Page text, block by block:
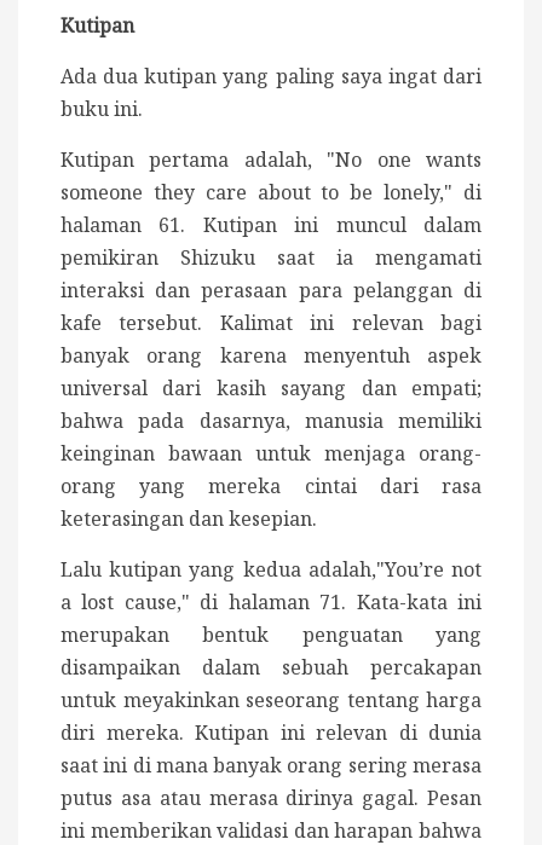
Kutipan
Ada dua kutipan yang paling saya ingat dari
buku ini.
Kutipan pertama adalah, "No one wants
someone they care about to be lonely," di
halaman 61. Kutipan ini muncul dalam
pemikiran Shizuku saat ia mengamati
interaksi dan perasaan para pelanggan di
kafe tersebut. Kalimat ini relevan bagi
banyak orang karena menyentuh aspek
universal dari kasih sayang dan empati;
bahwa pada dasarnya, manusia memiliki
keinginan bawaan untuk menjaga orang-
orang yang mereka cintai dari rasa
keterasingan dan kesepian.
Lalu kutipan yang kedua adalah,"You’re not
a lost cause," di halaman 71. Kata-kata ini
merupakan bentuk penguatan yang
disampaikan dalam sebuah percakapan
untuk meyakinkan seseorang tentang harga
diri mereka. Kutipan ini relevan di dunia
saat ini di mana banyak orang sering merasa
putus asa atau merasa dirinya gagal. Pesan
ini memberikan validasi dan harapan bahwa